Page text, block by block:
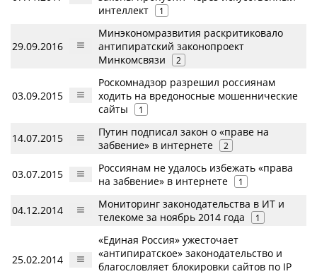
интеллект
1
29.09.2016
Минэкономразвития раскритиковало
антипиратский законопроект
Минкомсвязи
2
03.09.2015
Роскомнадзор разрешил россиянам
ходить на вредоносные мошеннические
сайты
1
14.07.2015
Путин подписал закон о «праве на
забвение» в интернете
2
03.07.2015
Россиянам не удалось избежать «права
на забвение» в интернете
1
04.12.2014
Мониторинг законодательства в ИТ и
телекоме за ноябрь 2014 года
1
25.02.2014
«Единая Россия» ужесточает
«антипиратское» законодательство и
благословляет блокировки сайтов по IP